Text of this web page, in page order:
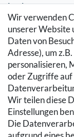
Wir verwenden
unserer Website
Daten von
Adresse), um
personalisieren,
oder Zugriffe auf
Wir teilen diese
Einstellungen
Die
Login
SERVICE
Zahlung &
Warenkorb
Zur Kasse
Hilfe
Kontakt